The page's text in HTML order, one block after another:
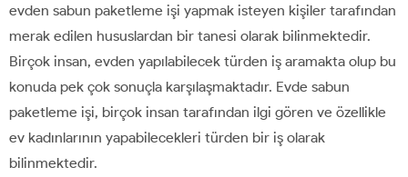
evden sabun paketleme işi yapmak isteyen kişiler tarafından
merak edilen hususlardan bir tanesi olarak bilinmektedir.
Birçok insan, evden yapılabilecek türden iş aramakta olup bu
konuda pek çok sonuçla karşılaşmaktadır. Evde sabun
paketleme işi, birçok insan tarafından ilgi gören ve özellikle
ev kadınlarının yapabilecekleri türden bir iş olarak
bilinmektedir.